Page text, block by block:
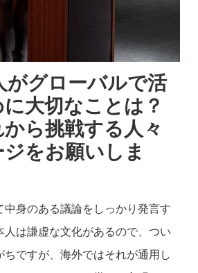
がグローバルで活
大切なことは？
ら挑戦する人々
をお願いしま
中身のある議論をしっかり発言す
人は謙虚な文化があるので、つい
ですが、海外ではそれが通用し